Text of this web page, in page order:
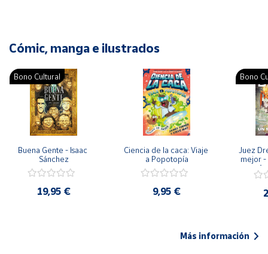
Cómic, manga e ilustrados
Bono Cultural
Buena Gente - Isaac
Sánchez
19,95 €
Ciencia de la caca: Viaje
a Popotopía
9,95 €
Bono
Juez
mejor -
Más información